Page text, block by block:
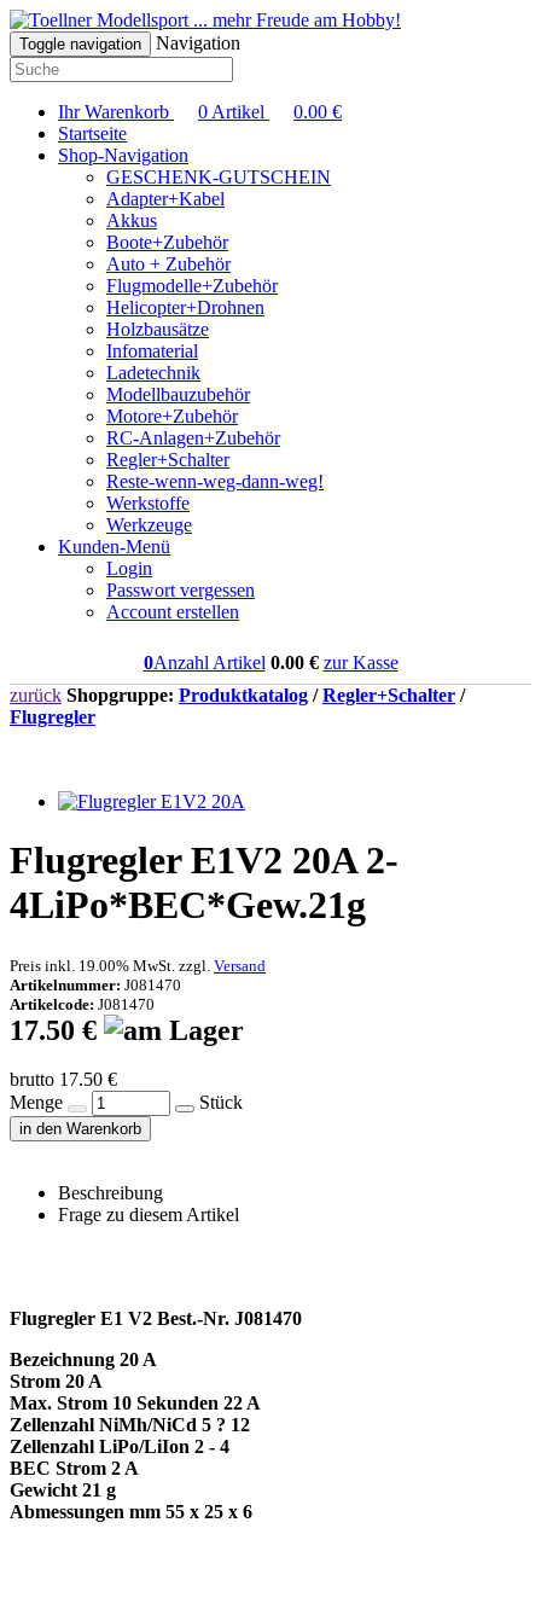
... mehr Freude am Hobby!
Toggle navigation Navigation
Ihr Warenkorb 0 Artikel 0.00 €
Startseite
Shop-Navigation
GESCHENK-GUTSCHEIN
Adapter+Kabel
Akkus
Boote+Zubehör
Auto + Zubehör
Flugmodelle+Zubehör
Helicopter+Drohnen
Holzbausätze
Infomaterial
Ladetechnik
Modellbauzubehör
Motore+Zubehör
RC-Anlagen+Zubehör
Regler+Schalter
Reste-wenn-weg-dann-weg!
Werkstoffe
Werkzeuge
Kunden-Menü
Login
Passwort vergessen
Account erstellen
0Anzahl Artikel 0.00€ zur Kasse
zurück Shopgruppe: Produktkatalog /Regler+Schalter /
Flugregler
Flugregler E1V2 20A 2-
4LiPo*BEC*Gew.21g
Preis inkl. 19.00% MwSt. zzgl. Versand
Artikelnummer: J081470
Artikelcode: J081470
17.50 €
brutto 17.50 €
Menge
Stück
in den Warenkorb
Beschreibung
Frage zu diesem Artikel
Flugregler E1 V2 Best.-Nr. J081470
Bezeichnung 20 A
Strom 20 A
Max. Strom 10 Sekunden 22 A
Zellenzahl NiMh/NiCd 5 ? 12
Zellenzahl LiPo/LiIon 2 - 4
BEC Strom 2 A
Gewicht 21 g
Abmessungen mm 55 x 25 x 6